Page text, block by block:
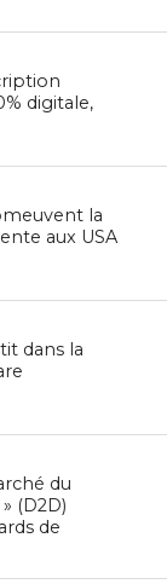
digitale,
la
aux USA
dans la
du
(D2D)
de